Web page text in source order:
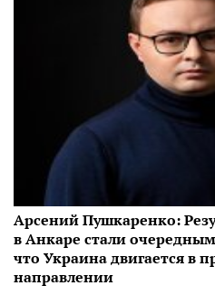
Арсений Пушкаренко:
в Анкаре стали
что Украина двигается в
направлении